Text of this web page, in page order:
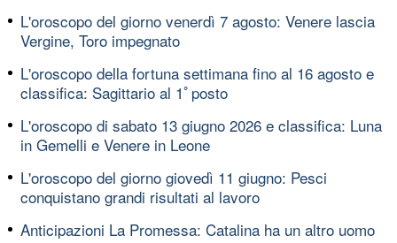
L'oroscopo del giorno venerdì 7 agosto: Venere lascia
Vergine, Toro impegnato
L'oroscopo della fortuna settimana fino al 16 agosto e
classifica: Sagittario al 1ﾟposto
L'oroscopo di sabato 13 giugno 2026 e classifica: Luna
in Gemelli e Venere in Leone
L'oroscopo del giorno giovedì 11 giugno: Pesci
conquistano grandi risultati al lavoro
Anticipazioni La Promessa: Catalina ha un altro uomo